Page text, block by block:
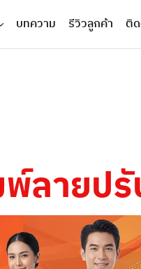
บทความ รีวิวลูกค้า ติ
ลายป